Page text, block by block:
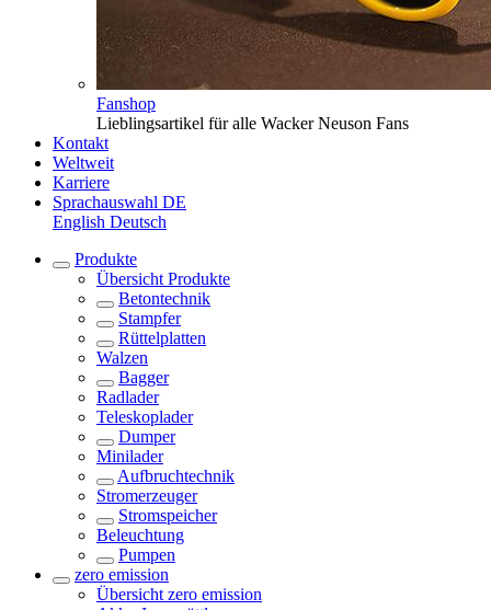
Fanshop
Lieblingsartikel für alle Wacker Neuson Fans
Kontakt
Weltweit
Karriere
Sprachauswahl DE
English Deutsch
Produkte
Übersicht Produkte
Betontechnik
Stampfer
Rüttelplatten
Walzen
Bagger
Radlader
Teleskoplader
Dumper
Minilader
Aufbruchtechnik
Stromerzeuger
Stromspeicher
Beleuchtung
Pumpen
zero emission
Übersicht zero emission